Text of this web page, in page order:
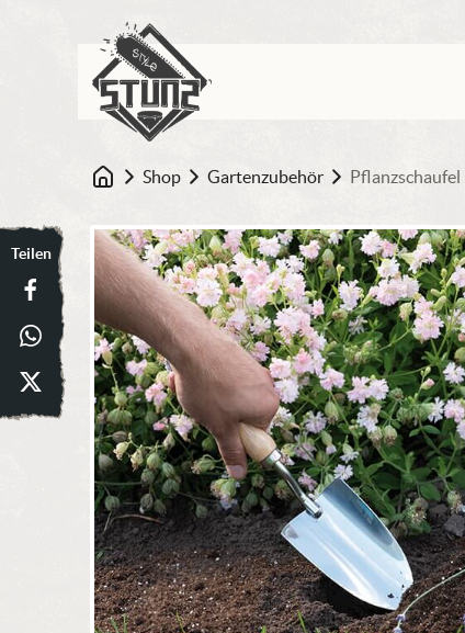
Startseite
Shop Gartenzubehör Pflanzschaufel
Teilen